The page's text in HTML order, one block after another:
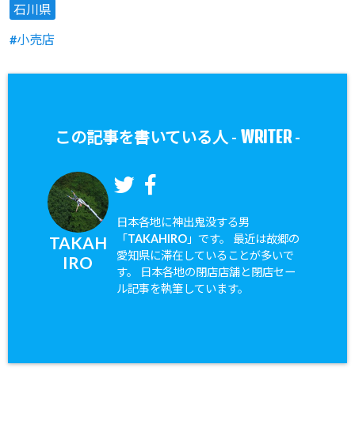
石川県
小売店
この記事を書いている人 - WRITER-
TAKAH
IRO
日本各地に神出鬼没する男
「TAKAHIRO」です。 最近は故郷の
愛知県に滞在していることが多いで
す。 日本各地の閉店店舗と閉店セー
ル記事を執筆しています。